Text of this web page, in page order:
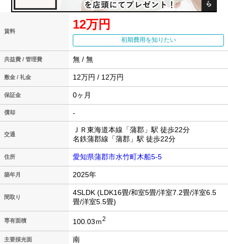
賃料 12万円
初期費用を知りたい
共益費 / 管理費 無 / 無
敷金 / 礼金 12万円 / 12万円
保証金 0ヶ月
償却 -
交通
ＪＲ東海道本線「蒲郡」駅 徒歩22分
名鉄蒲郡線「蒲郡」駅 徒歩22分
住所 愛知県蒲郡市水竹町木船5-5
築年月 2025年
間取り
4SLDK (LDK16畳/和室5畳/洋室7.2畳/洋室6.5
畳/洋室5.5畳)
専有面積 100.03ｍ2
主要採光面 南